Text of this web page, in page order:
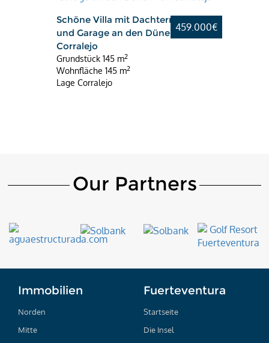
459.000€
Schöne Villa mit Dachterrasse
und Garage an den Dünen von
Corralejo
Grundstück145 m2
Wohnfläche 145 m2
Lage Corralejo
Our Partners
Immobilien
Norden
Mitte
Fuerteventura
Startseite
Die Insel